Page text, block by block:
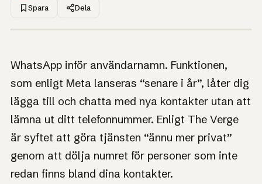
Spara Dela
WhatsApp inför
användarnamn – så
reserverar du ditt
redan nu
Med över tre miljarder användare överlappar namnen.
Därför öppnar WhatsApp reservationen tidigt.
WhatsApp inför användarnamn. Funktionen,
som enligt Meta lanseras “senare i år”, låter dig
lägga till och chatta med nya kontakter utan att
lämna ut ditt telefonnummer. Enligt The Verge
är syftet att göra tjänsten “ännu mer privat”
genom att dölja numret för personer som inte
redan finns bland dina kontakter.